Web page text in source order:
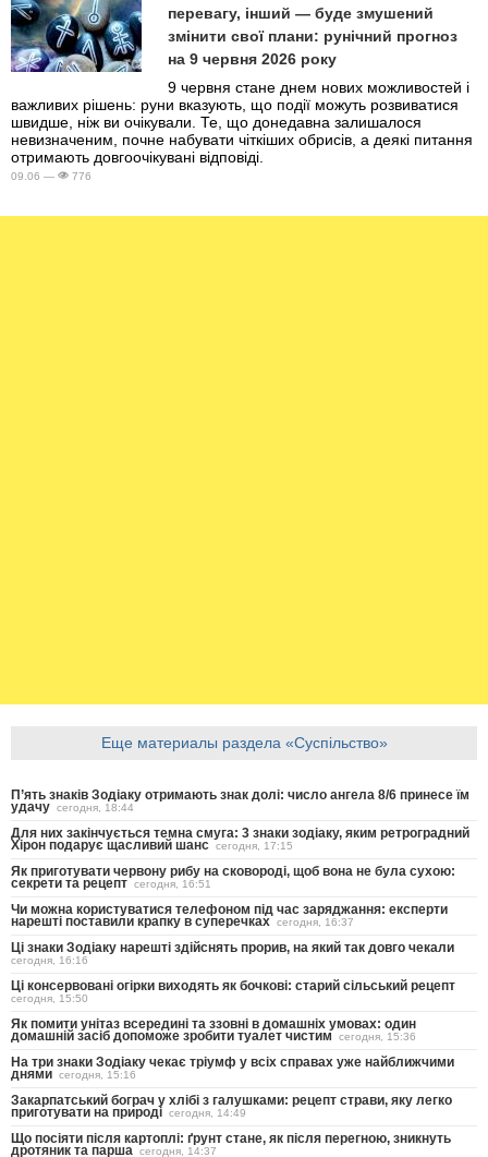
перевагу, інший — буде змушений
змінити свої плани: рунічний прогноз
на 9 червня 2026 року
9 червня стане днем нових можливостей і
важливих рішень: руни вказують, що події можуть розвиватися
швидше, ніж ви очікували. Те, що донедавна залишалося
невизначеним, почне набувати чіткіших обрисів, а деякі питання
отримають довгоочікувані відповіді.
09.06 — 776
Еще материалы раздела «Суспільство»
П’ять знаків Зодіаку отримають знак долі: число ангела 8/6 принесе їм
удачу сегодня, 18:44
Для них закінчується темна смуга: 3 знаки зодіаку, яким ретроградний
Хірон подарує щасливий шанс сегодня, 17:15
Як приготувати червону рибу на сковороді, щоб вона не була сухою:
секрети та рецепт сегодня, 16:51
Чи можна користуватися телефоном під час заряджання: експерти
нарешті поставили крапку в суперечках сегодня, 16:37
Ці знаки Зодіаку нарешті здійснять прорив, на який так довго чекали
сегодня, 16:16
Ці консервовані огірки виходять як бочкові: старий сільський рецепт
сегодня, 15:50
Як помити унітаз всередині та ззовні в домашніх умовах: один
домашній засіб допоможе зробити туалет чистим сегодня, 15:36
На три знаки Зодіаку чекає тріумф у всіх справах уже найближчими
днями сегодня, 15:16
Закарпатський бограч у хлібі з галушками: рецепт страви, яку легко
приготувати на природі сегодня, 14:49
Що посіяти після картоплі: ґрунт стане, як після перегною, зникнуть
дротяник та парша сегодня, 14:37